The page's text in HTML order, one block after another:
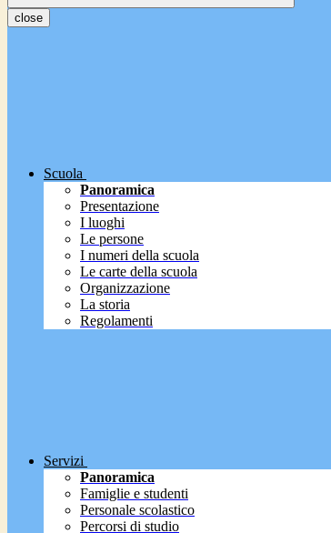
close
Scuola
Panoramica
Presentazione
I luoghi
Le persone
I numeri della scuola
Le carte della scuola
Organizzazione
La storia
Regolamenti
Servizi
Panoramica
Famiglie e studenti
Personale scolastico
Percorsi di studio